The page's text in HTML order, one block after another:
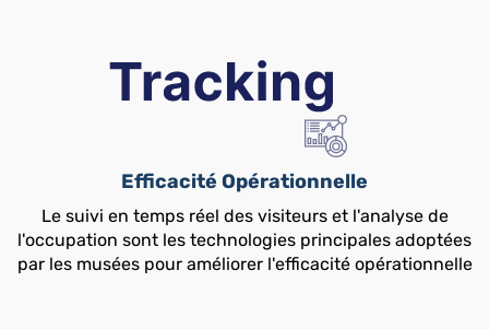
Efficacité Opérationnelle
Le suivi en temps réel des visiteurs et l'analyse de
l'occupation sont les technologies principales adoptées
par les musées pour améliorer l'efficacité opérationnelle